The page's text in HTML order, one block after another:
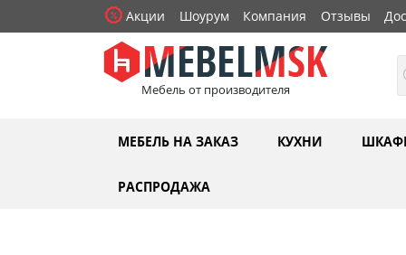
Акции Шоурум Компания Отзывы
Мебель от производителя
МЕБЕЛЬ НА ЗАКАЗ КУХНИ
РАСПРОДАЖА